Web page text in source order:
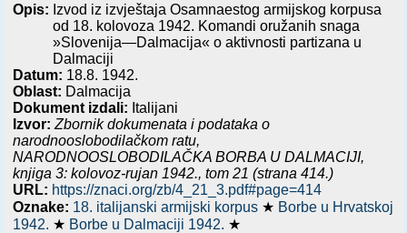
Opis: Izvod iz izvještaja Osamnaestog armijskog korpusa
od 18. kolovoza 1942. Komandi oružanih snaga
»Slovenija—Dalmacija« o aktivnosti partizana u
Dalmaciji
Datum: 18.8. 1942.
Oblast: Dalmacija
Dokument izdali: Italijani
Izvor: Zbornik dokumenata i podataka o
narodnooslobodilačkom ratu,
NARODNOOSLOBODILAČKA BORBA U DALMACIJI,
knjiga 3: kolovoz-rujan 1942., tom 21 (strana 414.)
URL: https://znaci.org/zb/4_21_3.pdf#page=414
Oznake: 18. italijanski armijski korpus ★ Borbe u Hrvatskoj
1942. ★ Borbe u Dalmaciji 1942. ★